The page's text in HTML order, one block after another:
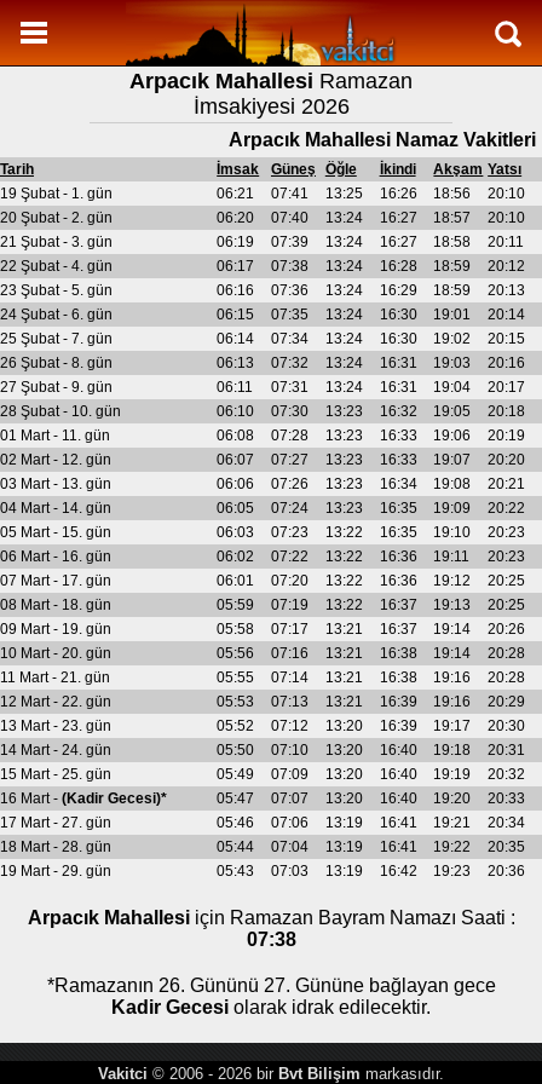
Namaz Vakitleri
Arpacık Mahallesi Aylık Namaz Vakitleri
Arpacık Mahallesi Ramazan imsakiyesi
Namaz Nasıl Kılınır?
Bilgi
İletişim
Arpacık Mahallesi Ramazan
İmsakiyesi 2026
Arpacık Mahallesi Namaz Vakitleri
Tarih İmsak Güneş Öğle İkindi Akşam Yatsı
19 Şubat - 1. gün
06:21 07:41 13:25 16:26 18:56
20:10
20 Şubat - 2. gün
06:20 07:40 13:24 16:27 18:57
20:10
21 Şubat - 3. gün
06:19 07:39 13:24 16:27 18:58
20:11
22 Şubat - 4. gün
06:17 07:38 13:24 16:28 18:59
20:12
23 Şubat - 5. gün
06:16 07:36 13:24 16:29 18:59
20:13
24 Şubat - 6. gün
06:15 07:35 13:24 16:30 19:01
20:14
25 Şubat - 7. gün
06:14 07:34 13:24 16:30 19:02
20:15
26 Şubat - 8. gün
06:13 07:32 13:24 16:31 19:03
20:16
27 Şubat - 9. gün
06:11 07:31 13:24 16:31 19:04
20:17
28 Şubat - 10. gün
06:10 07:30 13:23 16:32 19:05
20:18
01 Mart - 11. gün
06:08 07:28 13:23 16:33 19:06
20:19
02 Mart - 12. gün
06:07 07:27 13:23 16:33 19:07
20:20
03 Mart - 13. gün
06:06 07:26 13:23 16:34 19:08
20:21
04 Mart - 14. gün
06:05 07:24 13:23 16:35 19:09
20:22
05 Mart - 15. gün
06:03 07:23 13:22 16:35 19:10
20:23
06 Mart - 16. gün
06:02 07:22 13:22 16:36 19:11
20:23
07 Mart - 17. gün
06:01 07:20 13:22 16:36 19:12
20:25
08 Mart - 18. gün
05:59 07:19 13:22 16:37 19:13
20:25
09 Mart - 19. gün
05:58 07:17 13:21 16:37 19:14
20:26
10 Mart - 20. gün
05:56 07:16 13:21 16:38 19:14
20:28
11 Mart - 21. gün
05:55 07:14 13:21 16:38 19:16
20:28
12 Mart - 22. gün
05:53 07:13 13:21 16:39 19:16
20:29
13 Mart - 23. gün
05:52 07:12 13:20 16:39 19:17
20:30
14 Mart - 24. gün
05:50 07:10 13:20 16:40 19:18
20:31
15 Mart - 25. gün
05:49 07:09 13:20 16:40 19:19
20:32
16 Mart - (Kadir Gecesi)* 05:47 07:07 13:20 16:40 19:20
20:33
17 Mart - 27. gün
05:46 07:06 13:19 16:41 19:21
20:34
18 Mart - 28. gün
05:44 07:04 13:19 16:41 19:22
20:35
19 Mart - 29. gün
05:43 07:03 13:19 16:42 19:23 20:36
Arpacık Mahallesiiçin Ramazan Bayram Namazı Saati :
07:38
*Ramazanın 26. Gününü 27. Gününe bağlayan gece
Kadir Gecesi olarak idrak edilecektir.
Vakitci © 2006 - 2026 bir Bvt Bilişim markasıdır.